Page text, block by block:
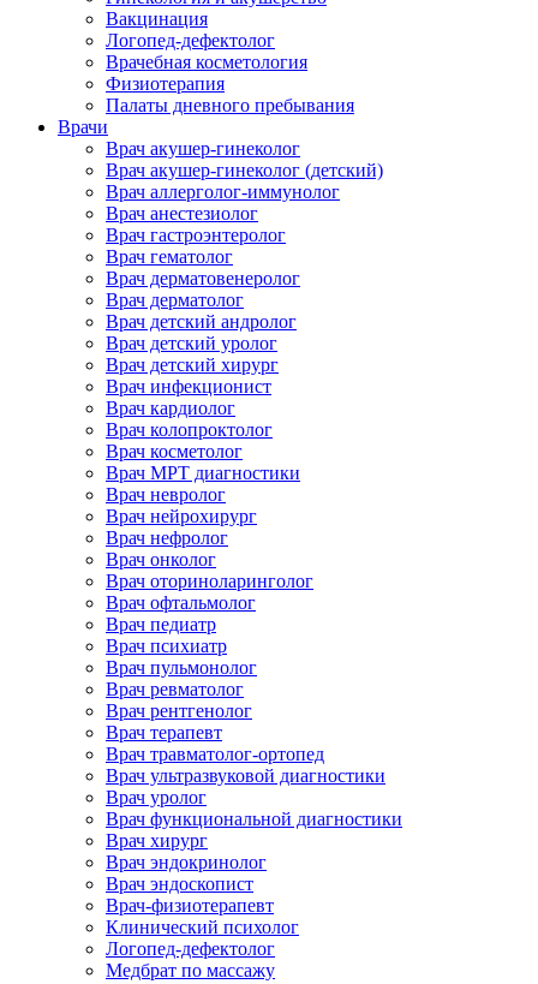
Вакцинация
Логопед-дефектолог
Врачебная косметология
Физиотерапия
Палаты дневного пребывания
Врачи
Врач акушер-гинеколог
Врач акушер-гинеколог (детский)
Врач аллерголог-иммунолог
Врач анестезиолог
Врач гастроэнтеролог
Врач гематолог
Врач дерматовенеролог
Врач дерматолог
Врач детский андролог
Врач детский уролог
Врач детский хирург
Врач инфекционист
Врач кардиолог
Врач колопроктолог
Врач косметолог
Врач МРТ диагностики
Врач невролог
Врач нейрохирург
Врач нефролог
Врач онколог
Врач оториноларинголог
Врач офтальмолог
Врач педиатр
Врач психиатр
Врач пульмонолог
Врач ревматолог
Врач рентгенолог
Врач терапевт
Врач травматолог-ортопед
Врач ультразвуковой диагностики
Врач уролог
Врач функциональной диагностики
Врач хирург
Врач эндокринолог
Врач эндоскопист
Врач-физиотерапевт
Клинический психолог
Логопед-дефектолог
Медбрат по массажу